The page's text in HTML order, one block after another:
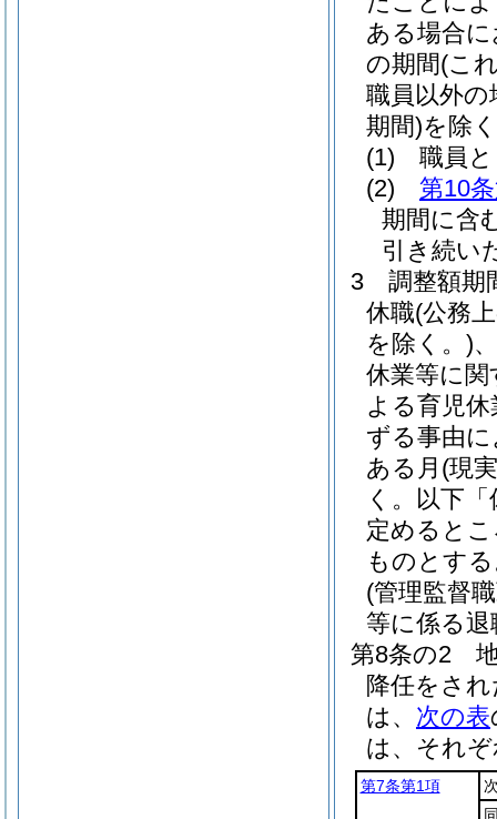
ある場合
の期間(こ
職員以外
期間)を除
(1)
職員
(2)
第10
期間に含
引き続い
3
調整額期
休職(公務
を除く。)
休業等に関
よる育児休
ずる事由
ある月 (現
く。以下
定めると
ものとす
(管理監督
等に係る退
第8条の2
降任をさ
は、 次の表
は、それ
第7条第1項